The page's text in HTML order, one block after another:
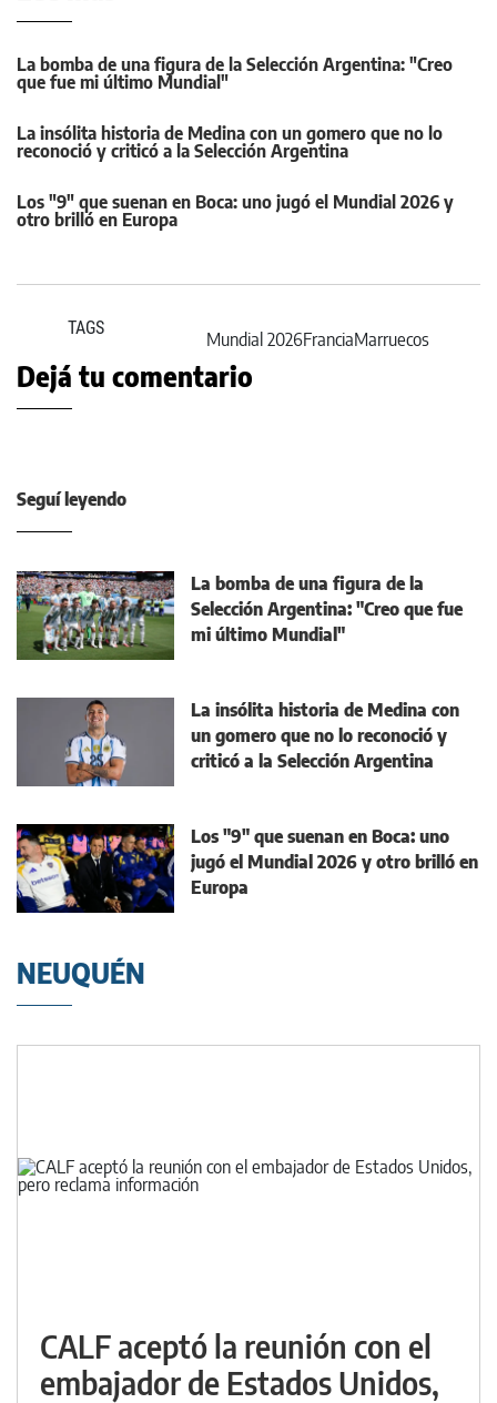
La bomba de una figura de la Selección Argentina: "Creo
que fue mi último Mundial"
La insólita historia de Medina con un gomero que no lo
reconoció y criticó a la Selección Argentina
Los "9" que suenan en Boca: uno jugó el Mundial 2026 y
otro brilló en Europa
TAGS Mundial 2026FranciaMarruecos
Dejá tu comentario
Seguí leyendo
La bomba de una figura de la
Selección Argentina: "Creo que fue
mi último Mundial"
La insólita historia de Medina con
un gomero que no lo reconoció y
criticó a la Selección Argentina
Los "9" que suenan en Boca: uno
jugó el Mundial 2026 y otro brilló en
Europa
NEUQUÉN
CALF aceptó la reunión con el
embajador de Estados Unidos,